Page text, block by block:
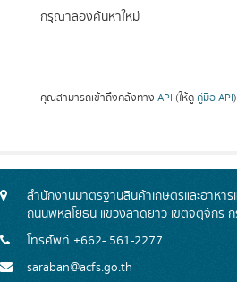
กรุณาลองค้นหาใหม่
คุณสามารถเข้าถึงคลังทาง API (ให้ดู คู่มือ API
สำนักงานมาตรฐานสินค้าเกษตรและอาหา
ถนนพหลโยธิน แขวงลาดยาว เขตจตุจักร
โทรศัพท์ +662- 561-2277
saraban@acfs.go.th